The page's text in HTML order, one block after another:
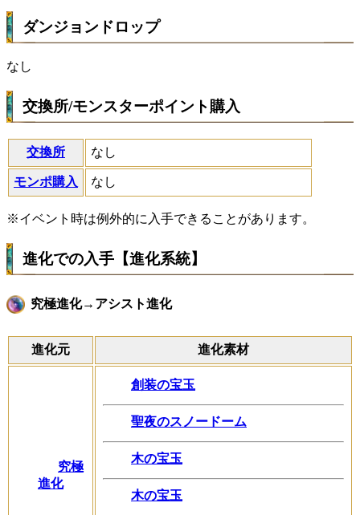
ダンジョンドロップ
なし
交換所/モンスターポイント購入
交換所 なし
モンポ購入 なし
※イベント時は例外的に入手できることがあります。
進化での入手【進化系統】
究極進化→アシスト進化
進化元 進化素材
究極
進化
創装の宝玉
聖夜のスノードーム
木の宝玉
木の宝玉